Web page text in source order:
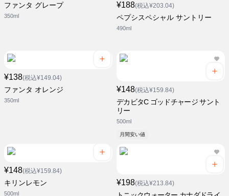
ファンタ グレープ
350ml
¥188(税込¥203.04)
ペプシスペシャル サントリー
490ml
¥138(税込¥149.04)
ファンタ オレンジ
350ml
¥148(税込¥159.84)
デカビタC ゴッドチャージ サント
リー
500ml
月間安い値
¥148(税込¥159.84)
キリンレモン
500ml
¥198(税込¥213.84)